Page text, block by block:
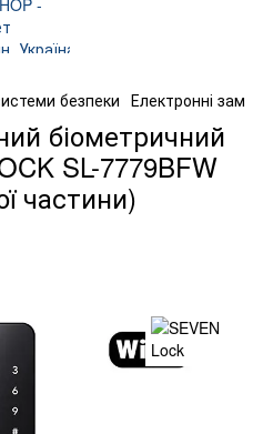
безпеки Електронні
біометричний
SL-7779BFW
частини)